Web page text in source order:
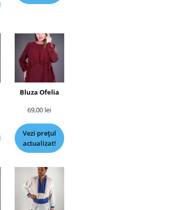
Bluza Ofelia
69,00 lei
Vezi prețul
actualizat!